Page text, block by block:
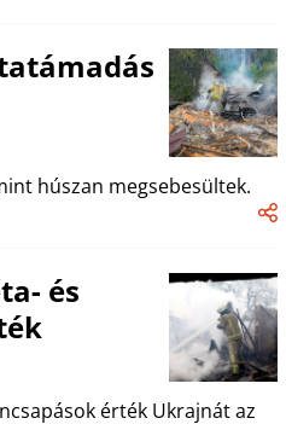
húszan megsebesültek.
és
érték Ukrajnát az